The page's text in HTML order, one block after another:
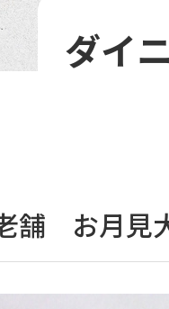
ダイ
舗 お月見